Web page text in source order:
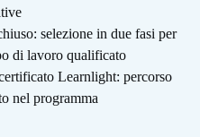
selezione in due fasi per
di lavoro qualificato
Learnlight: percorso
nel programma